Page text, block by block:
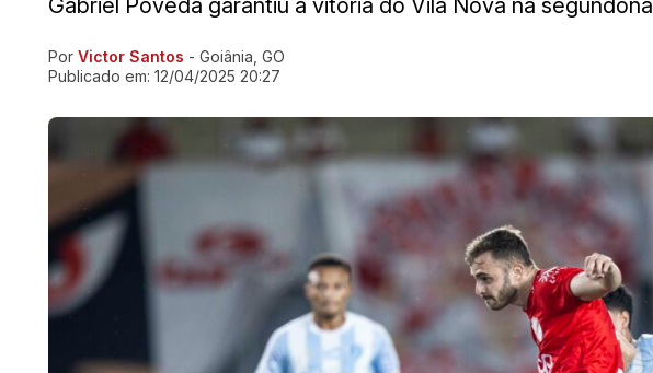
Gabriel Poveda garantiu a vitória do Vila Nova na segundona
Ir direto pra matéria
Por Victor Santos - Goiânia, GO
Publicado em: 12/04/2025 20:27